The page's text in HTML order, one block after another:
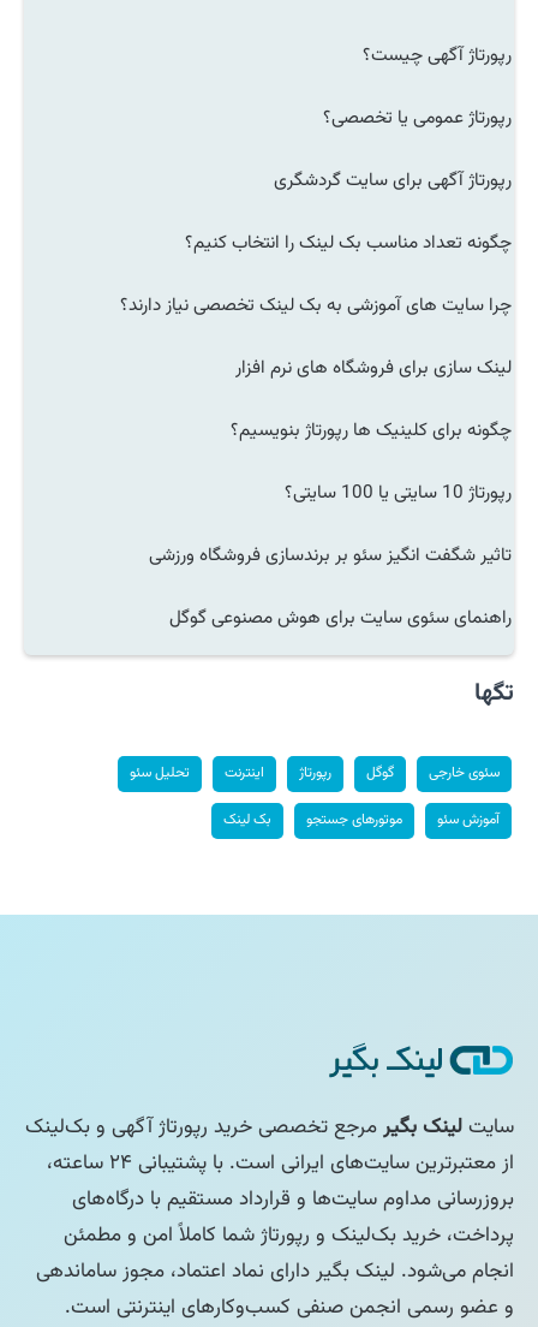
رپورتاژ آگهی چیست؟
رپورتاژ عمومی یا تخصصی؟
رپورتاژ آگهی برای سایت گردشگری
چگونه تعداد مناسب بک لینک را انتخاب کنیم؟
چرا سایت های آموزشی به بک لینک تخصصی نیاز دارند؟
لینک سازی برای فروشگاه های نرم افزار
چگونه برای کلینیک ها رپورتاژ بنویسیم؟
رپورتاژ 10 سایتی یا 100 سایتی؟
تاثیر شگفت انگیز سئو بر برندسازی فروشگاه ورزشی
راهنمای سئوی سایت برای هوش مصنوعی گوگل
تگها
سئوی خارجی گوگل رپورتاژ اینترنت تحلیل سئو
آموزش سئو موتورهای جستجو بک لینک
سایتلینک بگیرمرجع تخصصی خرید رپورتاژ آگهی و بک‌لینک
از معتبرترین سایت‌های ایرانی است. با پشتیبانی ۲۴ ساعته،
بروزرسانی مداوم سایت‌ها و قرارداد مستقیم با درگاه‌های
پرداخت، خرید بک‌لینک و رپورتاژ شما کاملاً امن و مطمئن
انجام می‌شود. لینک بگیر دارای نماد اعتماد، مجوز ساماندهی
و عضو رسمی انجمن صنفی کسب‌وکارهای اینترنتی است.